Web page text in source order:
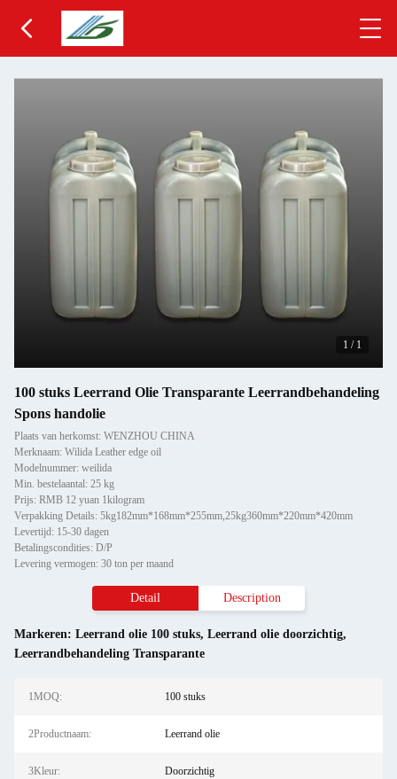
1 / 1
100 stuks Leerrand Olie Transparante Leerrandbehandeling
Spons handolie
Plaats van herkomst: WENZHOU CHINA
Merknaam: Wilida Leather edge oil
Modelnummer: weilida
Min. bestelaantal: 25 kg
Prijs: RMB 12 yuan 1kilogram
Verpakking Details: 5kg182mm*168mm*255mm,25kg360mm*220mm*420mm
Levertijd: 15-30 dagen
Betalingscondities: D/P
Levering vermogen: 30 ton per maand
Detail Description
Markeren: Leerrand olie 100 stuks, Leerrand olie doorzichtig,
Leerrandbehandeling Transparante
1MOQ: 100 stuks
2Productnaam: Leerrand olie
3Kleur: Doorzichtig